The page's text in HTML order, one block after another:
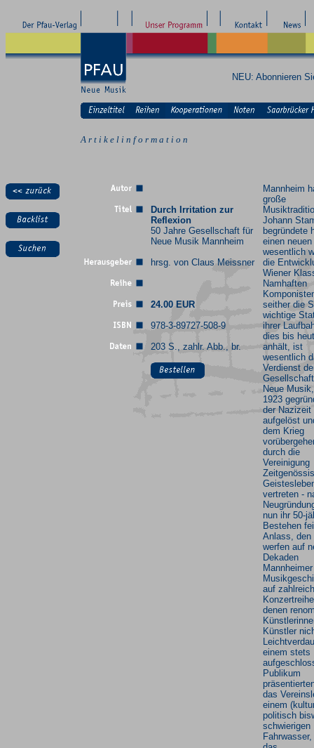
NEU: Abonnieren
A r t i k e l i n f o r m a t i o n
Durch Irritation zur
Reflexion
50 Jahre Gesellschaft für
Neue Musik Mannheim
hrsg. von Claus Meissner
24.00 EUR
978-3-89727-508-9
203 S., zahlr. Abb., br.
Mannheim
große
Johann
begründete
einen
wesentlich
die
Wiener
Namhaften
seither die
wichtige
ihrer
dies bis
anhält, ist
wesentlich
Verdienst
Neue
1923
der Nazizeit
aufgelöst
dem Krieg
durch die
Vereinigung
vertreten -
nun ihr 50-
Bestehen
Anlass,
werfen auf
Dekaden
Mannheimer
auf
denen
Künstler
einem stets
Publikum
das
einem
politisch
schwierigen